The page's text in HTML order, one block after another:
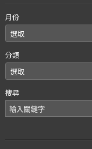
月份
分類
搜尋